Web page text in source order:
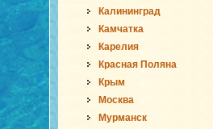
Калининград
Камчатка
Карелия
Красная Поляна
Крым
Москва
Мурманск